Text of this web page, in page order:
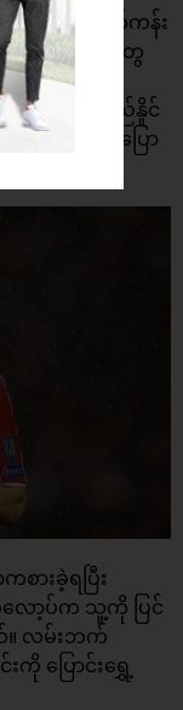
တစ်ဇောက်ကန်း
အမူတွေကို လူတွေ
ကျွန်တော့ကို
တာ နားမလည်နိူင်
ဗြူးစဉ်မှာ ပြော
ားခဲ့ရပြီး
လော့ပ်က သူ့ကို ပြင်
။ လမ်းဘက်
ပြောင်းရွှေ့